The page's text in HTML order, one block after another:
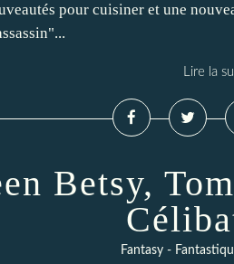
pour cuisiner et une
Lire la
Betsy,
Fantasy -